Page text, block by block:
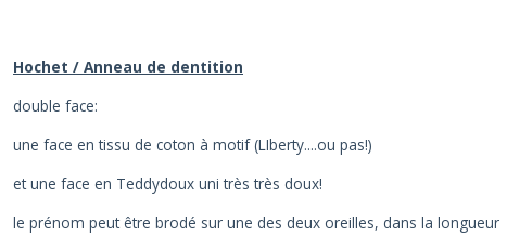
Hochet / Anneau de dentition
double face:
une face en tissu de coton à motif (LIberty....ou pas!)
et une face en Teddydoux uni très très doux!
le prénom peut être brodé sur une des deux oreilles, dans la longueur